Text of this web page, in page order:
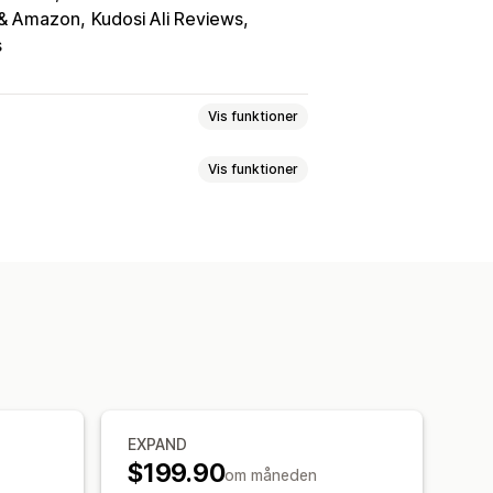
Amazon
Kudosi Ali Reviews
Vis funktioner
Vis funktioner
EXPAND
$199.90om måneden